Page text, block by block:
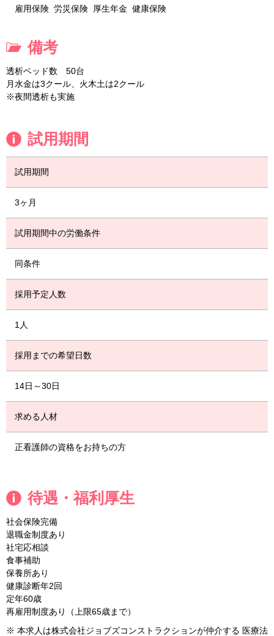
雇用保険 労災保険 厚生年金 健康保険
備考
透析ベッド数 50台
月水金は3クール、火木土は2クール
※夜間透析も実施
試用期間
試用期間
3ヶ月
試用期間中の労働条件
同条件
採用予定人数
1人
採用までの希望日数
14日～30日
求める人材
正看護師の資格をお持ちの方
待遇・福利厚生
社会保険完備
退職金制度あり
社宅応相談
食事補助
保養所あり
健康診断年2回
定年60歳
再雇用制度あり（上限65歳まで）
※ 本求人は株式会社ジョブズコンストラクションが仲介する 医療法